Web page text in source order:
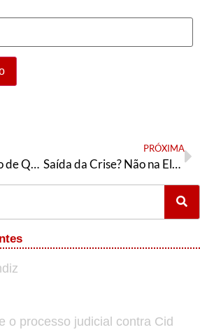
Resposta a um texto de Quaquá
PRÓXIMA
Saída da Crise? Não na Eleição
o processo judicial contra Cid